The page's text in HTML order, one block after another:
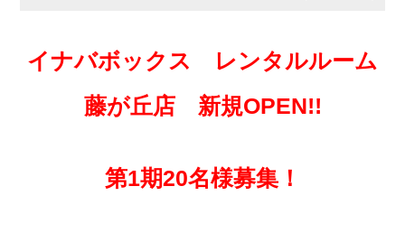
イナバボックス レンタルルーム
藤が丘店 新規OPEN!!
第1期20名様募集！